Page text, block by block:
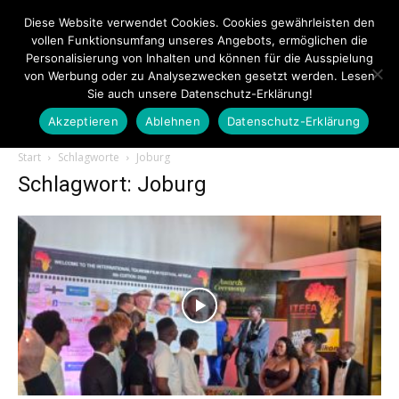
Touristiknews.de
Touristiknews
und
Start Schlagworte Joburg
Schlagwort: Joburg
Diese Website verwendet Cookies. Cookies gewährleisten den
vollen Funktionsumfang unseres Angebots, ermöglichen die
Personalisierung von Inhalten und können für die Ausspielung
von Werbung oder zu Analysezwecken gesetzt werden. Lesen
Sie auch unsere Datenschutz-Erklärung!
Akzeptieren
Ablehnen Datenschutz-Erklärung